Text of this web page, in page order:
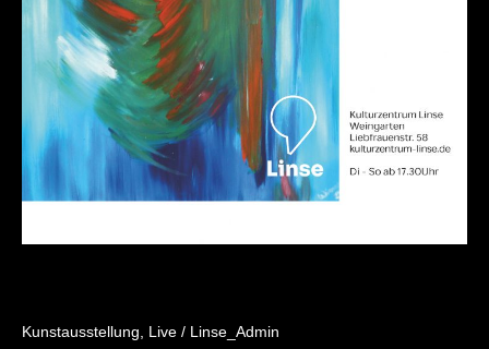
Kunstausstellung Live / Linse_Admin